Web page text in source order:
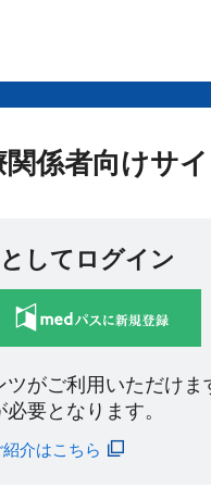
係者向けサ
してログイン
がご利用いただけま
必要となります。
介はこちら